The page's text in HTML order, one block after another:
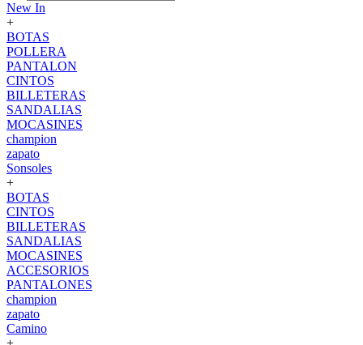
New In
+
BOTAS
POLLERA
PANTALON
CINTOS
BILLETERAS
SANDALIAS
MOCASINES
champion
zapato
Sonsoles
+
BOTAS
CINTOS
BILLETERAS
SANDALIAS
MOCASINES
ACCESORIOS
PANTALONES
champion
zapato
Camino